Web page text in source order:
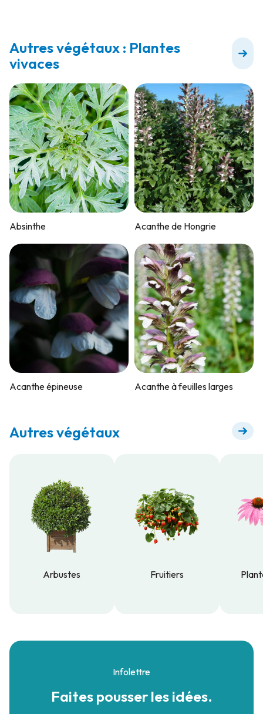
Autres végétaux : Plantes
vivaces
Absinthe Acanthe de Hongrie
Acanthe épineuse Acanthe à feuilles larges
Autres végétaux
Arbustes
Fruitiers
Infolettre
Faites pousserles idées.